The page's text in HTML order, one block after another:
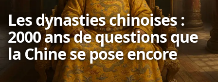
Les dynasties chinoises :
2000 ans de questions que
la Chine se pose encore